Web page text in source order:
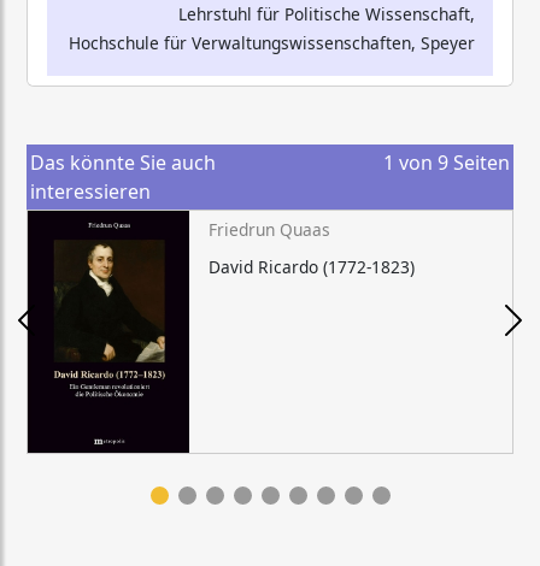
Lehrstuhl für Politische Wissenschaft,
Hochschule für Verwaltungswissenschaften, Speyer
Das könnte Sie auch
interessieren
1 von 9 Seiten
Friedrun Quaas
David Ricardo (1772-1823)